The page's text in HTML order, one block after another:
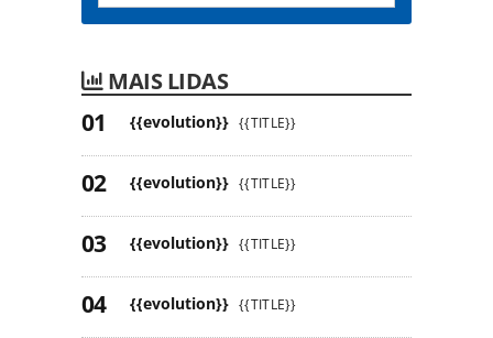
MAIS LIDAS
{{evolution}} {{TITLE}}
{{evolution}} {{TITLE}}
{{evolution}} {{TITLE}}
{{evolution}} {{TITLE}}